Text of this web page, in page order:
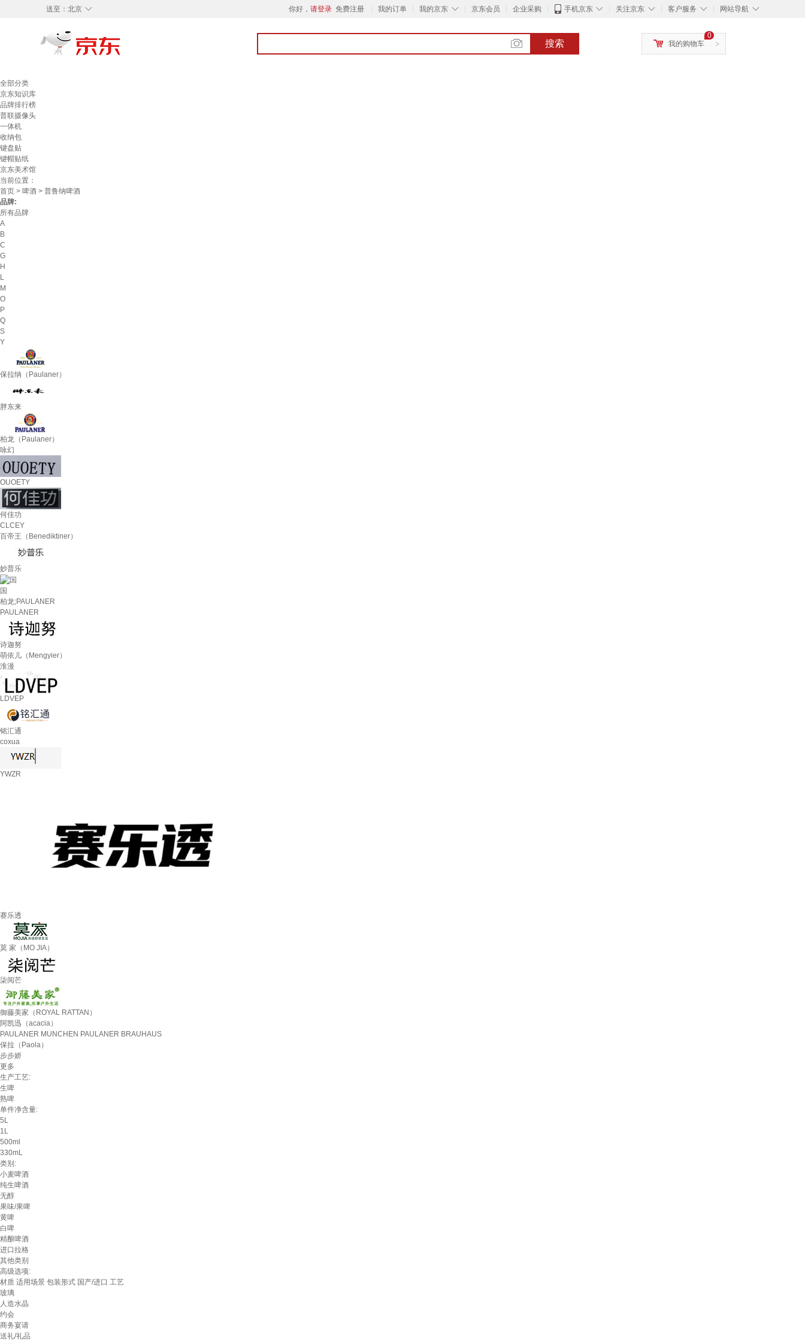
◇
送至： 北京 你好， 请登录 免费注册 我的订单 ◇
我的京东 京东会员 企业采购 ◇
手机京东 ◇
关注京东 ◇
客户服务 ◇
网站导航
搜索 >
0
我的购物车
全部分类
京东知识库
品牌排行榜
普联摄像头
一体机
收纳包
键盘贴
键帽贴纸
京东美术馆
当前位置：
首页 > 啤酒 > 普鲁纳啤酒
品牌:
所有品牌
A
B
C
G
H
L
M
O
P
Q
S
Y
保拉纳（Paulaner）
胖东来
柏龙（Paulaner）
咏幻
OUOETY
何佳功
CLCEY
百帝王（Benediktiner）
妙普乐
国
柏龙;PAULANER
PAULANER
诗迦努
萌依儿（Mengyier）
淮漫
LDVEP
铭汇通
coxua
YWZR
赛乐透
莫 家（MO JIA）
柒阅芒
御藤美家（ROYAL RATTAN）
阿凯迅（acacia）
PAULANER MUNCHEN PAULANER BRAUHAUS
保拉（Paola）
步步娇
更多
生产工艺:
生啤
熟啤
单件净含量:
5L
1L
500ml
330mL
类别:
小麦啤酒
纯生啤酒
无醇
果味/果啤
黄啤
白啤
精酿啤酒
进口拉格
其他类别
高级选项:
材质 适用场景 包装形式 国产/进口 工艺
玻璃
人造水晶
约会
商务宴请
送礼/礼品